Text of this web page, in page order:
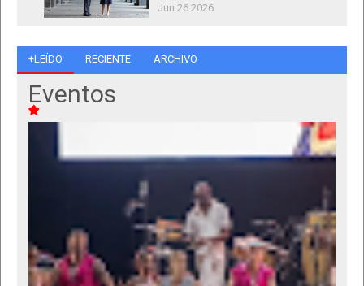
Jun 26 2026
+LEÍDO RECIENTE ARCHIVO
Eventos